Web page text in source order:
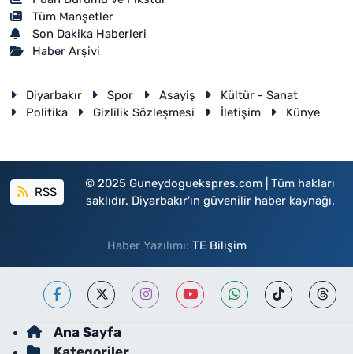
Tüm Manşetler
Son Dakika Haberleri
Haber Arşivi
Diyarbakır Spor Asayiş
Kültür - Sanat
Politika
Gizlilik Sözleşmesi İletişim Künye
RSS
© 2025 Guneydoguekspres.com | Tüm hakları
saklıdır. Diyarbakır'ın güvenilir haber kaynağı.
Haber Yazılımı: TE Bilişim
Ana Sayfa